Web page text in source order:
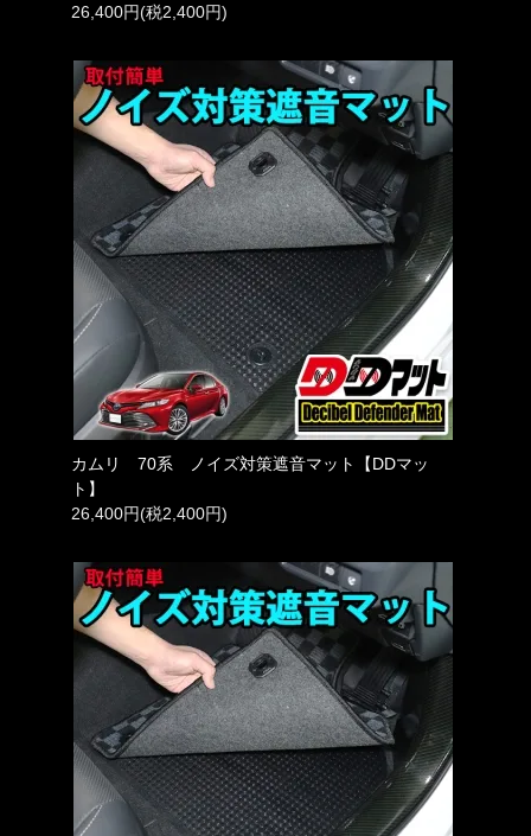
26,400円(税2,400円)
カムリ 70系 ノイズ対策遮音マット【DDマッ
ト】
26,400円(税2,400円)